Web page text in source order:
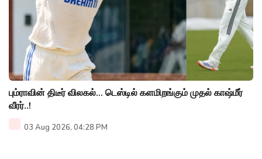
பும்ராவின் திடீர் விலகல்... டெஸ்டில் களமிறங்கும் முதல் காஷ்மீர்
வீரர்..!
03 Aug 2026, 04:28 PM